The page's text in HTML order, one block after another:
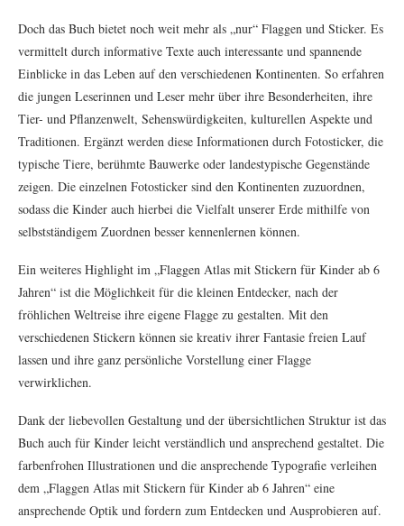
Doch das Buch bietet noch weit mehr als „nur“ Flaggen und Sticker. Es
vermittelt durch informative Texte auch interessante und spannende
Einblicke in das Leben auf den verschiedenen Kontinenten. So erfahren
die jungen Leserinnen und Leser mehr über ihre Besonderheiten, ihre
Tier- und Pflanzenwelt, Sehenswürdigkeiten, kulturellen Aspekte und
Traditionen. Ergänzt werden diese Informationen durch Fotosticker, die
typische Tiere, berühmte Bauwerke oder landestypische Gegenstände
zeigen. Die einzelnen Fotosticker sind den Kontinenten zuzuordnen,
sodass die Kinder auch hierbei die Vielfalt unserer Erde mithilfe von
selbstständigem Zuordnen besser kennenlernen können.
Ein weiteres Highlight im „Flaggen Atlas mit Stickern für Kinder ab 6
Jahren“ ist die Möglichkeit für die kleinen Entdecker, nach der
fröhlichen Weltreise ihre eigene Flagge zu gestalten. Mit den
verschiedenen Stickern können sie kreativ ihrer Fantasie freien Lauf
lassen und ihre ganz persönliche Vorstellung einer Flagge
verwirklichen.
Dank der liebevollen Gestaltung und der übersichtlichen Struktur ist das
Buch auch für Kinder leicht verständlich und ansprechend gestaltet. Die
farbenfrohen Illustrationen und die ansprechende Typografie verleihen
dem „Flaggen Atlas mit Stickern für Kinder ab 6 Jahren“ eine
ansprechende Optik und fordern zum Entdecken und Ausprobieren auf.